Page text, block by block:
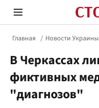
Главная Новости Украины
В Черкассах
фиктивных
"диагнозов"